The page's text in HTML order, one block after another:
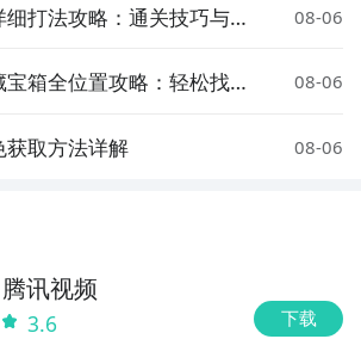
打法攻略：通关技巧与注
08-06
箱全位置攻略：轻松找到
08-06
获取方法详解 08-06
腾讯视频
3.6 下载